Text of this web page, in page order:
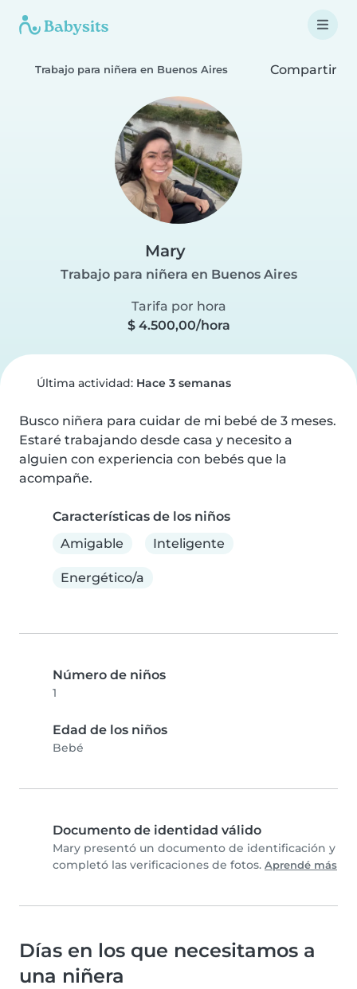
Trabajo para niñera en Buenos Aires Compartir
Mary
Trabajo para niñera en Buenos Aires
Tarifa por hora
$ 4.500,00/hora
Última actividad: Hace 3 semanas
Busco niñera para cuidar de mi bebé de 3 meses.
Estaré trabajando desde casa y necesito a
alguien con experiencia con bebés que la
acompañe.
Características de los niños
Amigable
Inteligente
Energético/a
Número de niños
1
Edad de los niños
Bebé
Documento de identidad válido
Mary presentó un documento de identificación y
completó las verificaciones de fotos. Aprendé más
Días en los que necesitamos a
una niñera